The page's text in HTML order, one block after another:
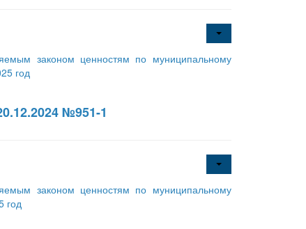
законом ценностям по муниципальному
год
№951-1
законом ценностям по муниципальному
год